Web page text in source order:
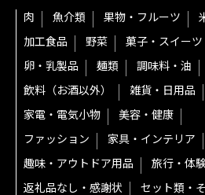
肉 魚介類 果物・フルーツ
加工食品
野菜
菓子・スイーツ
卵・乳製品
麺類 調味料・油
飲料（お酒以外）
雑貨・日用品
家電・電気小物
美容・健康
ファッション
家具・インテリア
趣味・アウトドア用品
旅行・体
返礼品なし・感謝状
セット類・